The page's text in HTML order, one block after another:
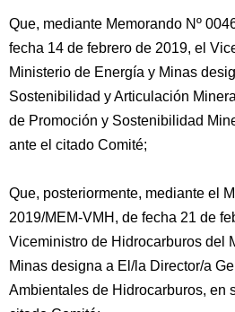
Que, mediante Memorando Nº
fecha 14 de febrero de 2019, el
Ministerio de Energía y Minas
Sostenibilidad y Articulación
de Promoción y Sostenibilidad
ante el citado Comité;
Que, posteriormente, mediante el
2019/MEM-VMH, de fecha 21 de
Viceministro de Hidrocarburos del
Minas designa a El/la Director/a
Ambientales de Hidrocarburos, en